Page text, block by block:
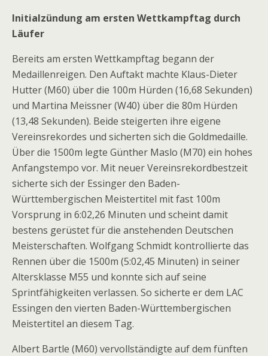
Initialzündung am ersten Wettkampftag durch
Läufer
Bereits am ersten Wettkampftag begann der
Medaillenreigen. Den Auftakt machte Klaus-Dieter
Hutter (M60) über die 100m Hürden (16,68 Sekunden)
und Martina Meissner (W40) über die 80m Hürden
(13,48 Sekunden). Beide steigerten ihre eigene
Vereinsrekordes und sicherten sich die Goldmedaille.
Über die 1500m legte Günther Maslo (M70) ein hohes
Anfangstempo vor. Mit neuer Vereinsrekordbestzeit
sicherte sich der Essinger den Baden-
Württembergischen Meistertitel mit fast 100m
Vorsprung in 6:02,26 Minuten und scheint damit
bestens gerüstet für die anstehenden Deutschen
Meisterschaften. Wolfgang Schmidt kontrollierte das
Rennen über die 1500m (5:02,45 Minuten) in seiner
Altersklasse M55 und konnte sich auf seine
Sprintfähigkeiten verlassen. So sicherte er dem LAC
Essingen den vierten Baden-Württembergischen
Meistertitel an diesem Tag.
Albert Bartle (M60) vervollständigte auf dem fünften